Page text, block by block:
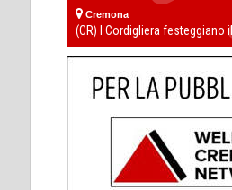
Cremona
(CR) I Cordigliera festeggiano